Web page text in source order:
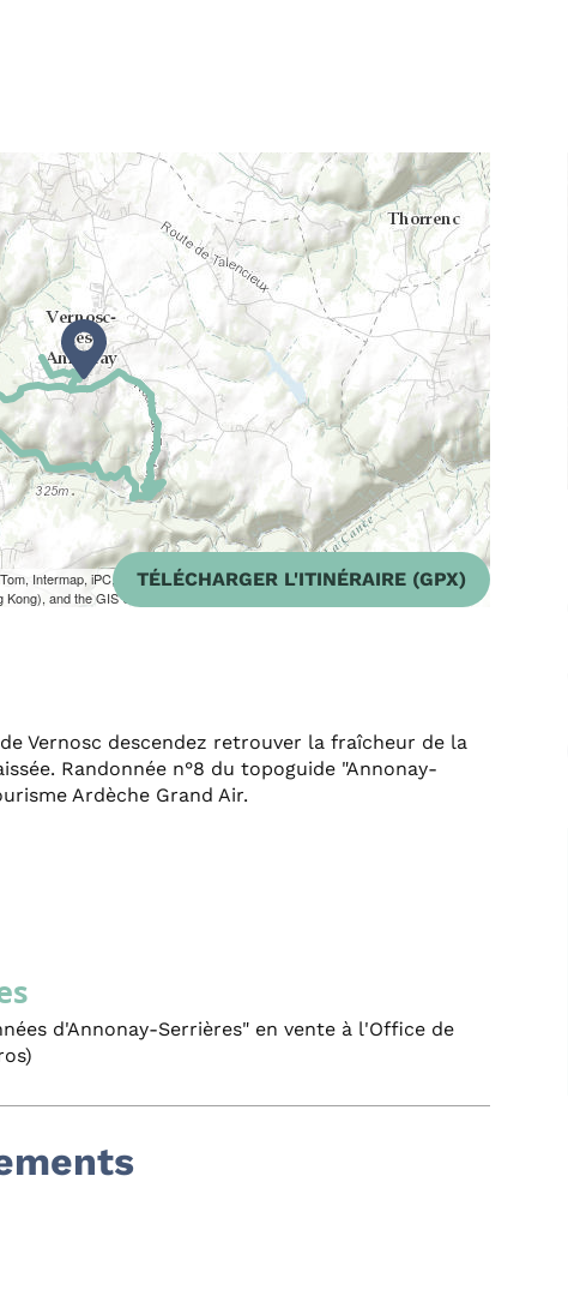
Intermap, iPC, USGS, FAO, NPS, NRCAN, GeoBase, Kadaster NL,
and the GIS User Community
TÉLÉCHARGER L'ITINÉRAIRE (GPX)
Vernosc descendez retrouver la fraîcheur de la
Randonnée n°8 du topoguide "Annonay-
Ardèche Grand Air.
d'Annonay-Serrières" en vente à l'Office de